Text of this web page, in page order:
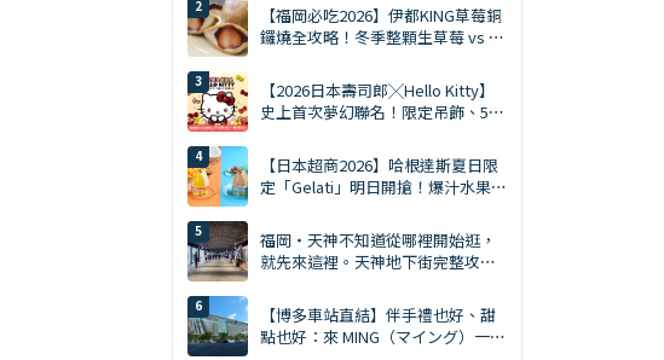
【福岡必吃2026】伊都KING草莓銅
鑼燒全攻略！冬季整顆生草莓 vs 夏
【2026日本壽司郎╳Hello Kitty】
史上首次夢幻聯名！限定吊飾、5%
【日本超商2026】哈根達斯夏日限
定「Gelati」明日開搶！爆汁水果、
福岡・天神不知道從哪裡開始逛，
就先來這裡。天神地下街完整攻略
【博多車站直結】伴手禮也好、甜
點也好：來 MING（マイング）一次